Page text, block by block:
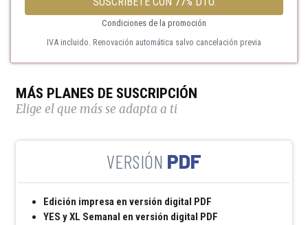
Condiciones de la promoción
IVA incluido. Renovación automática salvo cancelación previa
MÁS PLANES DE SUSCRIPCIÓN
Elige el que más se adapta a ti
PDF
Edición impresa en versión digital PDF
YES y XL Semanal en versión digital PDF